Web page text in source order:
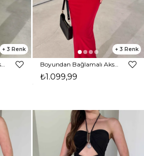
3 3
Boyundan Bağlamalı Aksesuarlı Midi Kırmızı Lamont Kadın Elbise 26Y306
₺1.099,99